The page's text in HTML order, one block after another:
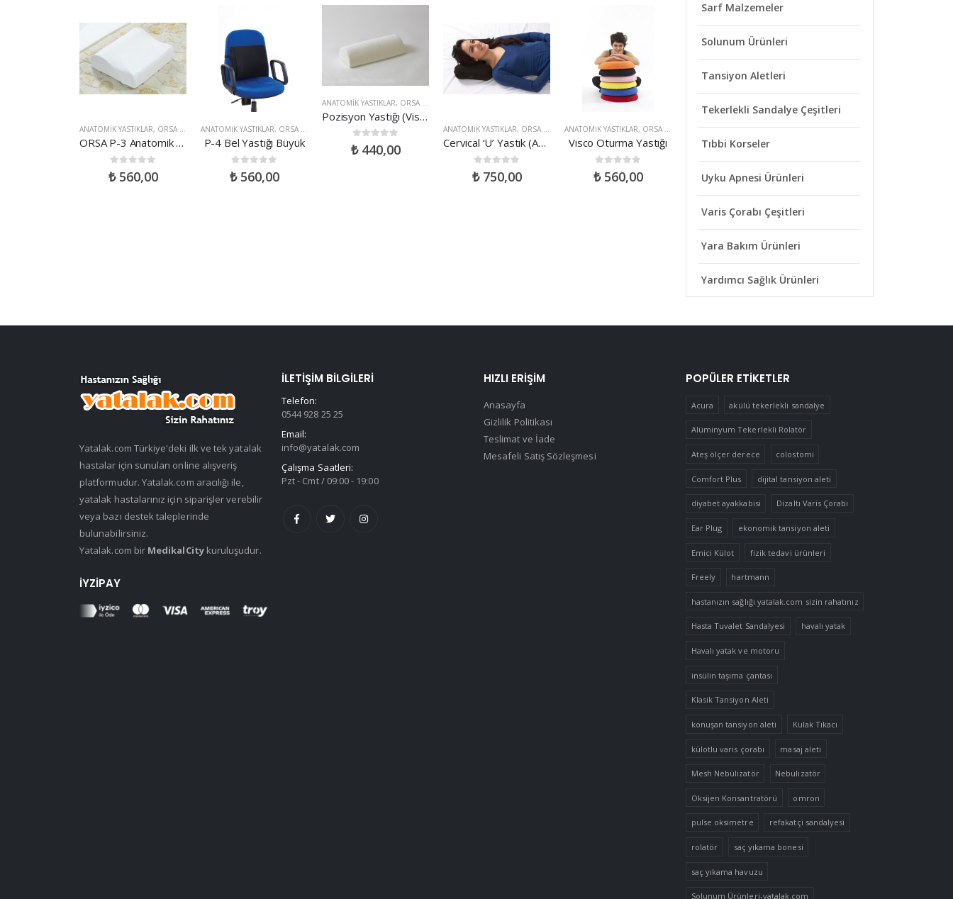
ANATOMIK YASTIKLAR, ORSA ÜRÜNLERI
ORSA P-3 Anatomik Boyun Yastığı Çocuk
0
₺560,00
ANATOMIK YASTIKLAR, ORSA ÜRÜNLERI
P-4 Bel Yastığı Büyük
0
₺560,00
ANATOMIK YASTIKLAR, ORSA ÜRÜNLERI
Pozisyon Yastığı (Visco)
0 out of 5
₺440,00
ANATOMIK YASTIKLAR, ORSA ÜRÜNLERI
Cervical ‘U’ Yastık (Anatomik Boyun Yastığı)
0
₺750,00
ANATOMIK YASTIKLAR, ORSA ÜRÜNLERI
Visco Oturma Yastığı
0
₺560,00
ANATOMIK YASTIKLAR,ORSA ÜRÜNLERI
₺1.000,00
ANATOMIK YASTIKLAR
Sarf Malzemeler
Solunum Ürünleri
Tansiyon Aletleri
Tekerlekli Sandalye Çeşitleri
Tıbbi Korseler
Uyku Apnesi Ürünleri
Varis Çorabı Çeşitleri
Yara Bakım Ürünleri
Yardımcı Sağlık Ürünleri
Yatalak.com Türkiye'deki ilk ve tek yatalak
hastalar için sunulan online alışveriş
platformudur. Yatalak.com aracılığı ile,
yatalak hastalarınız için siparişler verebilir
veya bazı destek taleplerinde
bulunabilirsiniz.
Yatalak.com bir MedikalCitykuruluşudur.
İYZIPAY
İLETIŞIM BILGILERI
Telefon:
0544 928 25 25
Email:
info@yatalak.com
Çalışma Saatleri:
Pzt - Cmt / 09:00 - 19:00
HIZLI ERIŞIM
Anasayfa
Gizlilik Politikası
Teslimat ve İade
Mesafeli Satış Sözleşmesi
POPÜLER ETIKETLER
Acura akülü tekerlekli sandalye
Alüminyum Tekerlekli Rolatör
Ateş ölçer derece colostomi
Comfort Plus dijital tansiyon aleti
diyabet ayakkabisi Dizaltı Varis Çorabı
Ear Plug ekonomik tansiyon aleti
Emici Külot fizik tedavi ürünleri
Freely hartmann
hastanızın sağlığı yatalak.com sizin rahatınız
Hasta Tuvalet Sandalyesi havalı yatak
Havalı yatak ve motoru
insülin taşıma çantası
Klasik Tansiyon Aleti
konuşan tansiyon aleti Kulak Tıkacı
külotlu varis çorabı masaj aleti
Mesh Nebülizatör Nebulizatör
Oksijen Konsantratörü omron
pulse oksimetre refakatçi sandalyesi
rolatör saç yıkama bonesi
saç yıkama havuzu
Solunum Ürünleri-yatalak.com